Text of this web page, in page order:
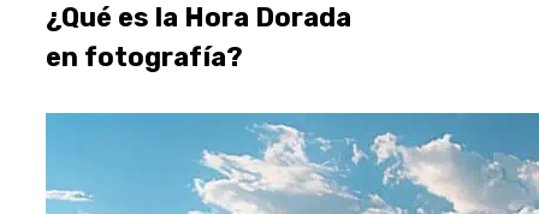
¿Qué es la Hora Dorada
en fotografía?